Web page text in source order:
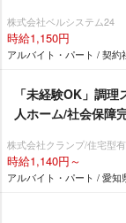
株式会社ベルシステム24
時給1,150円
アルバイト・パート / 契約
「未経験OK」調
人ホーム/社会保障
株式会社クランプ/住宅型
時給1,140円～
アルバイト・パート / 愛知